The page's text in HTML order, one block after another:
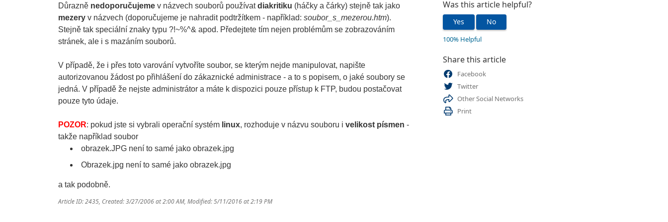
Důrazně nedoporučujeme v názvech souborů používatdiakritiku (háčky a čárky) stejně tak jako
mezery v názvech (doporučujeme je nahradit podtržítkem - například: soubor_s_mezerou.htm).
Stejně tak speciální znaky typu ?!~%^& apod. Předejtete tím nejen problémům se zobrazováním
stránek, ale i s mazáním souborů.
V případě, že i přes toto varování vytvoříte soubor, se kterým nejde manipulovat, napište
autorizovanou žádost po přihlášení do zákaznické administrace - a to s popisem, o jaké soubory se
jedná. V případě že nejste administrátor a máte k dispozici pouze přístup k FTP, budou postačovat
pouze tyto údaje.
POZOR: pokud jste si vybrali operační systém linux, rozhoduje v názvu souboru i velikost písmen -
takže například soubor
obrazek.JPG není to samé jako obrazek.jpg
Obrazek.jpg není to samé jako obrazek.jpg
a tak podobně.
Article ID: 2435, Created: 3/27/2006 at 2:00 AM, Modified: 5/11/2016 at 2:19 PM
Was this article helpful?
Yes No
100% Helpful
Share this article
Facebook
Twitter
Other Social Networks
Print